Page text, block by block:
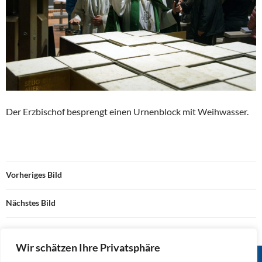
Wir schätzen Ihre Privatsphäre
Der Erzbischof besprengt einen Urnenblock mit Weihwasser.
Vorheriges Bild
Nächstes Bild